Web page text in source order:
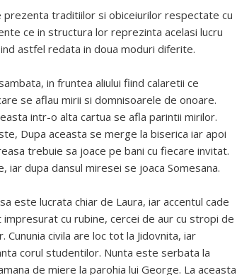
prezenta traditiilor si obiceiurilor respectate cu
ce in structura lor reprezinta acelasi lucru
astfel redata in doua moduri diferite.
in fruntea aliului fiind calaretii ce
se aflau mirii si domnisoarele de onoare.
intr-o alta cartua se afla parintii mirilor.
Dupa aceasta se merge la biserica iar apoi
trebuie sa joace pe bani cu fiecare invitat.
dupa dansul miresei se joaca Somesana.
este lucrata chiar de Laura, iar accentul cade
cu rubine, cercei de aur cu stropi de
Cununia civila are loc tot la Jidovnita, iar
corul studentilor. Nunta este serbata la
de miere la parohia lui George. La aceasta